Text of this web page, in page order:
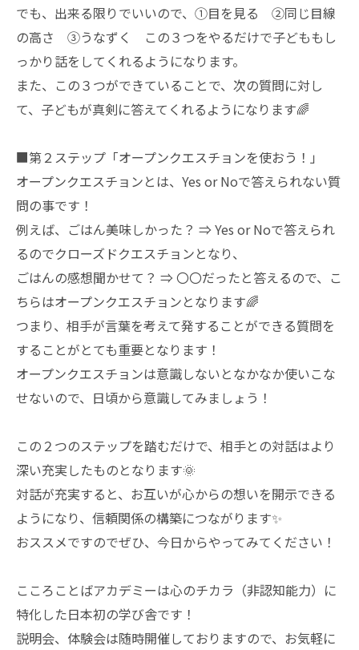
でも、出来る限りでいいので、①目を見る ②同じ目線
の高さ ➂うなずく この３つをやるだけで子どももし
っかり話をしてくれるようになります。
また、この３つができていることで、次の質問に対し
て、子どもが真剣に答えてくれるようになります🌈
■第２ステップ「オープンクエスチョンを使おう！」
オープンクエスチョンとは、Yes or Noで答えられない質
問の事です！
例えば、ごはん美味しかった？ ⇒ Yes or Noで答えられ
るのでクローズドクエスチョンとなり、
ごはんの感想聞かせて？ ⇒ 〇〇だったと答えるので、こ
ちらはオープンクエスチョンとなります🌈
つまり、相手が言葉を考えて発することができる質問を
することがとても重要となります！
オープンクエスチョンは意識しないとなかなか使いこな
せないので、日頃から意識してみましょう！
この２つのステップを踏むだけで、相手との対話はより
深い充実したものとなります🌞
対話が充実すると、お互いが心からの想いを開示できる
ようになり、信頼関係の構築につながります✨
おススメですのでぜひ、今日からやってみてください！
こころことばアカデミーは心のチカラ（非認知能力）に
特化した日本初の学び舎です！
説明会、体験会は随時開催しておりますので、お気軽に